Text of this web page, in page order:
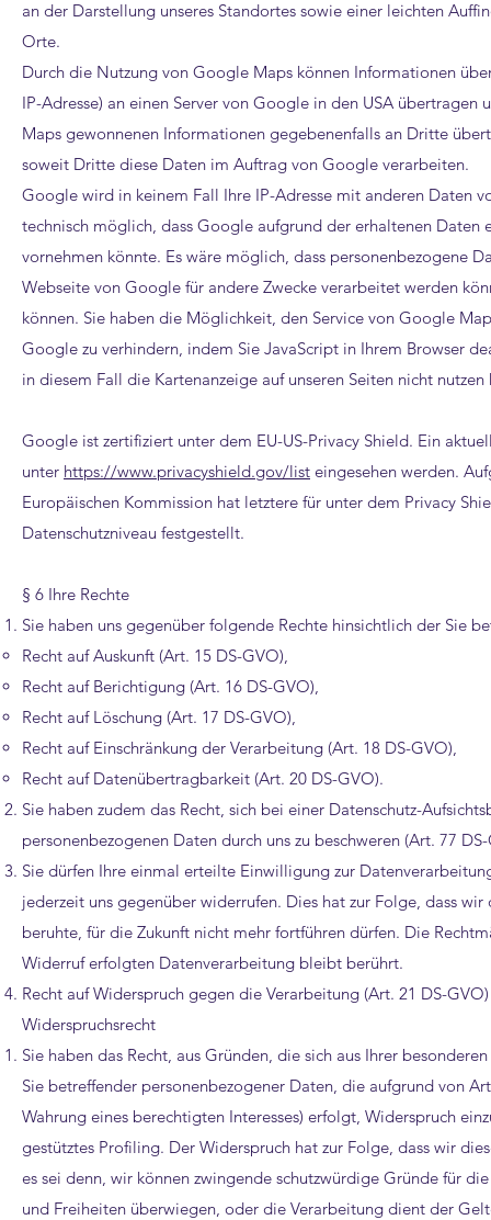
an der Darstellung unseres Standortes sowie einer leichten
Orte.
Durch die Nutzung von Google Maps können Informationen
IP-Adresse) an einen Server von Google in den USA
Maps gewonnenen Informationen gegebenenfalls an Dritte
soweit Dritte diese Daten im Auftrag von Google verarbeiten.
Google wird in keinem Fall Ihre IP-Adresse mit anderen Daten
technisch möglich, dass Google aufgrund der erhaltenen Daten
vornehmen könnte. Es wäre möglich, dass personenbezogene
Webseite von Google für andere Zwecke verarbeitet werden
können. Sie haben die Möglichkeit, den Service von Google
Google zu verhindern, indem Sie JavaScript in Ihrem Browser
in diesem Fall die Kartenanzeige auf unseren Seiten nicht nutzen
Google ist zertifiziert unter dem EU-US-Privacy Shield. Ein
unter https://www.privacyshield.gov/list eingesehen werden.
Europäischen Kommission hat letztere für unter dem Privacy
Datenschutzniveau festgestellt.
§ 6 Ihre Rechte
Sie haben uns gegenüber folgende Rechte hinsichtlich der Sie
Recht auf Auskunft (Art. 15 DS-GVO),
Recht auf Berichtigung (Art. 16 DS-GVO),
Recht auf Löschung (Art. 17 DS-GVO),
Recht auf Einschränkung der Verarbeitung (Art. 18 DS-GVO),
Recht auf Datenübertragbarkeit (Art. 20 DS-GVO).
Sie haben zudem das Recht, sich bei einer Datenschutz-
personenbezogenen Daten durch uns zu beschweren (Art. 77
Sie dürfen Ihre einmal erteilte Einwilligung zur
jederzeit uns gegenüber widerrufen. Dies hat zur Folge, dass
beruhte, für die Zukunft nicht mehr fortführen dürfen. Die
Widerruf erfolgten Datenverarbeitung bleibt berührt.
Recht auf Widerspruch gegen die Verarbeitung (Art. 21 DS-GVO)
Widerspruchsrecht
Sie haben das Recht, aus Gründen, die sich aus Ihrer
Sie betreffender personenbezogener Daten, die aufgrund von
Wahrung eines berechtigten Interesses) erfolgt, Widerspruch
gestütztes Profiling. Der Widerspruch hat zur Folge, dass wir
es sei denn, wir können zwingende schutzwürdige Gründe für
und Freiheiten überwiegen, oder die Verarbeitung dient der